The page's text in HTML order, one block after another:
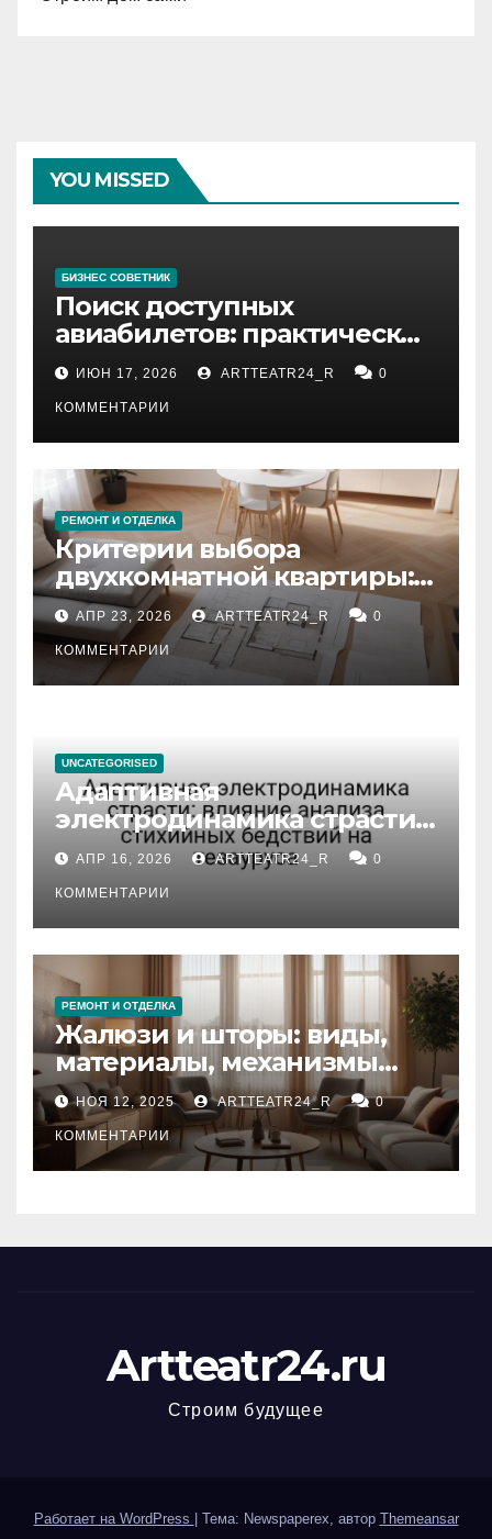
YOU MISSED
БИЗНЕС СОВЕТНИК
Поиск доступных
авиабилетов: практические
рекомендации
ИЮН 17, 2026 ARTTEATR24_R 0
КОММЕНТАРИИ
РЕМОНТ И ОТДЕЛКА
Критерии выбора
двухкомнатной квартиры:
планировка, площадь,
состояние и документация
АПР 23, 2026 ARTTEATR24_R 0
КОММЕНТАРИИ
UNCATEGORISED
Адаптивная
электродинамика страсти:
влияние анализа
стихийных бедствий на
тезауруса
АПР 16, 2026 ARTTEATR24_R 0
КОММЕНТАРИИ
РЕМОНТ И ОТДЕЛКА
Жалюзи и шторы: виды,
материалы, механизмы
управления и уход
НОЯ 12, 2025 ARTTEATR24_R 0
КОММЕНТАРИИ
Artteatr24.ru
Строим будущее
Работает на WordPress Тема: Newspaperex, автор Themeansar